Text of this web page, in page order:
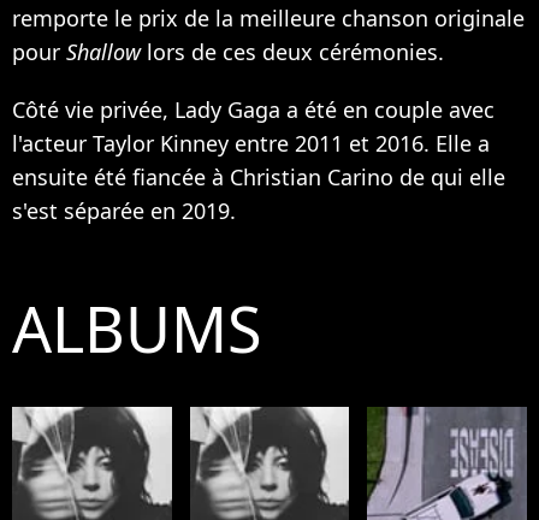
remporte le prix de la meilleure chanson originale
pour Shallowlors de ces deux cérémonies.
Côté vie privée, Lady Gaga a été en couple avec
l'acteur Taylor Kinney entre 2011 et 2016. Elle a
ensuite été fiancée à Christian Carino de qui elle
s'est séparée en 2019.
ALBUMS